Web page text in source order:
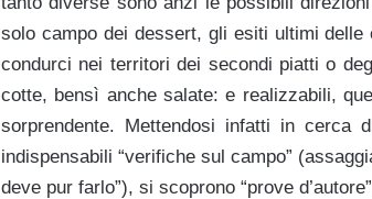
solo campo dei dessert, gli esiti ultimi delle
condurci nei territori dei secondi piatti o
cotte, bensì anche salate: e realizzabili,
sorprendente. Mettendosi infatti in cerca
indispensabili “verifiche sul campo”
deve pur farlo”), si scoprono “prove